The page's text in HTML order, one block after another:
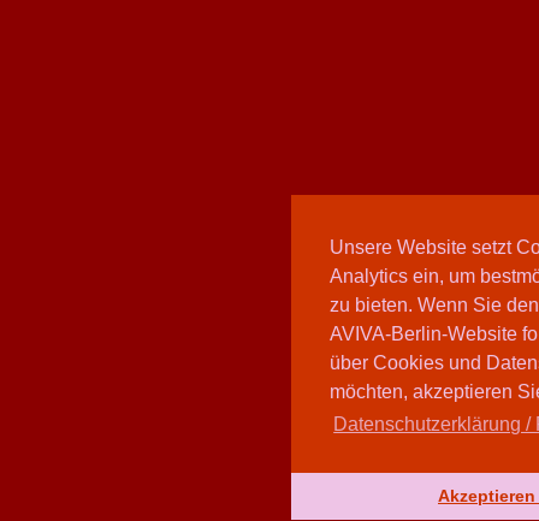
Unsere Website setzt
Analytics ein, um
zu bieten. Wenn Sie
AVIVA-Berlin-Website
über Cookies und
möchten, akzeptieren
Datenschutzerklärung /